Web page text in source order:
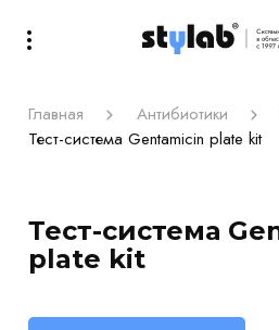
Главная Антибиотики
Тест-система Gentamicin plate kit
Тест-система
plate kit